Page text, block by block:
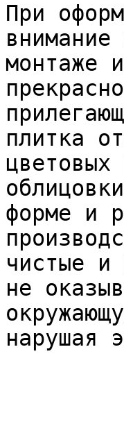
При
монтаже
плитка
форме и
чистые и
не
нарушая